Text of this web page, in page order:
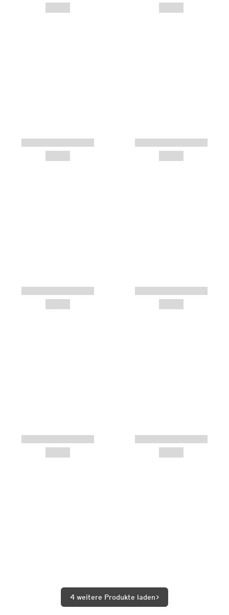
4 weitere Produkte laden